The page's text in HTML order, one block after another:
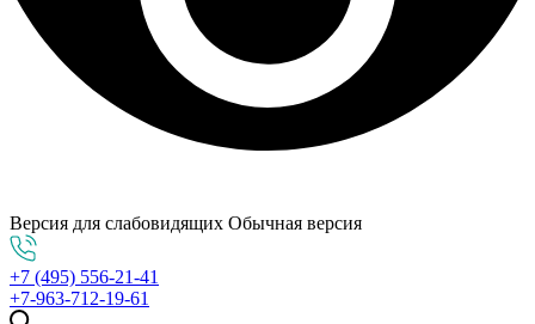
Версия для слабовидящих Обычная версия
+7 (495) 556-21-41
+7-963-712-19-61